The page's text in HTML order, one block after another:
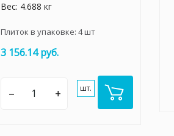
Вес: 4.688 кг
Плиток в упаковке: 4шт
3 156.14 руб.
– + шт.